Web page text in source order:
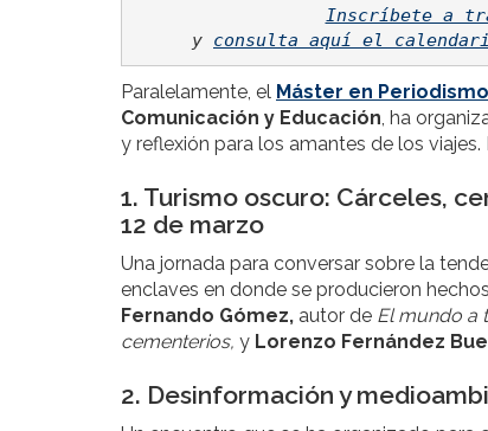
Inscríbete a
y consulta aquí el
Paralelamente, el Máster en
Comunicación y Educación, ha
y reflexión para los amantes de los
1. Turismo oscuro: Cárceles,
12 de marzo
Una jornada para conversar sobre la
enclaves en donde se producieron
Fernando Gómez, autor de El mundo a
cementerios, y Lorenzo Fernández
2. Desinformación y